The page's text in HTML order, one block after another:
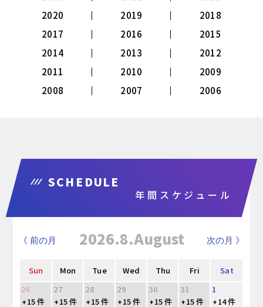
2020
2019
2018
2017
2016
2015
2014
2013
2012
2011
2010
2009
2008
2007 2006
SCHEDULE
年間スケジュール
《 前の月 次の月 》
2026.8.August
Sun Mon Tue Wed Thu Fri
Sat
26
27 28 29 30 31
1
+15 件
+15 件 +15 件 +15 件 +15 件 +15 件
+14 件